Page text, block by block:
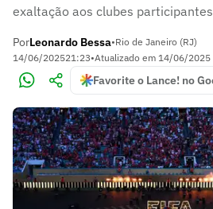
exaltação aos clubes participantes
PorLeonardo Bessa•Rio de Janeiro (RJ)
14/06/202521:23•Atualizado em 14/06/2025
Favorite o Lance! no